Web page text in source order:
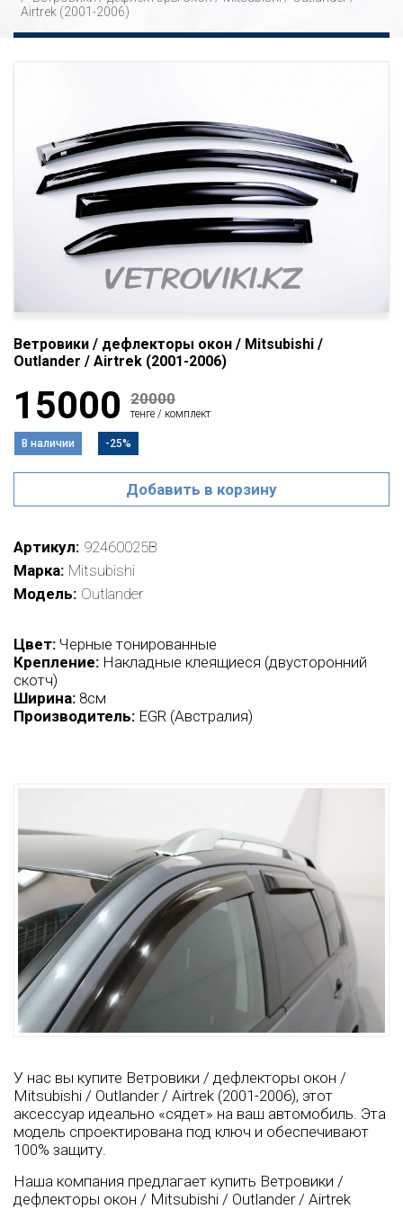
Airtrek (2001-2006)
Ветровики / дефлекторы окон / Mitsubishi /
Outlander / Airtrek (2001-2006)
15000 20000
тенге / комплект
В наличии -25%
Добавить в корзину
Артикул 92460025B
Марка Mitsubishi
Модель Outlander
Цвет: Черные тонированные
Крепление: Накладные клеящиеся (двусторонний
скотч)
Ширина: 8см
Производитель: EGR (Австралия)
У нас вы купите Ветровики / дефлекторы окон /
Mitsubishi / Outlander / Airtrek (2001-2006), этот
аксессуар идеально «сядет» на ваш автомобиль. Эта
модель спроектирована под ключ и обеспечивают
100% защиту.
Наша компания предлагает купить Ветровики /
дефлекторы окон / Mitsubishi / Outlander / Airtrek